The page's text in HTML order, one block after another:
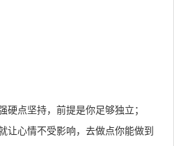
硬点坚持，前提是你足够独立；
让心情不受影响，去做点你能做到